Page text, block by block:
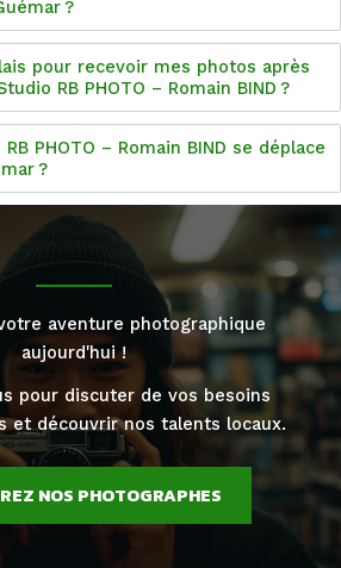
?
pour recevoir mes photos après
RB PHOTO – Romain BIND ?
PHOTO – Romain BIND se déplace
?
aventure photographique
aujourd'hui !
pour discuter de vos besoins
et découvrir nos talents locaux.
NOS PHOTOGRAPHES